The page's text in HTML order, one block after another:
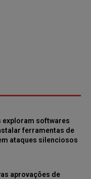
softwares
ferramentas de
ataques silenciosos
aprovações de